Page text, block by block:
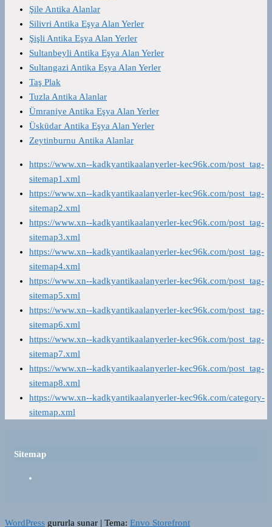
Şile Antika Alanlar
Silivri Antika Eşya Alan Yerler
Şişli Antika Eşya Alan Yerler
Sultanbeyli Antika Eşya Alan Yerler
Sultangazi Antika Eşya Alan Yerler
Taş Plak
Tuzla Antika Alanlar
Ümraniye Antika Eşya Alan Yerler
Üsküdar Antika Eşya Alan Yerler
Zeytinburnu Antika Alanlar
https://www.xn--kadkyantikaalanyerler-kec96k.com/post_tag-
sitemap1.xml
https://www.xn--kadkyantikaalanyerler-kec96k.com/post_tag-
sitemap2.xml
https://www.xn--kadkyantikaalanyerler-kec96k.com/post_tag-
sitemap3.xml
https://www.xn--kadkyantikaalanyerler-kec96k.com/post_tag-
sitemap4.xml
https://www.xn--kadkyantikaalanyerler-kec96k.com/post_tag-
sitemap5.xml
https://www.xn--kadkyantikaalanyerler-kec96k.com/post_tag-
sitemap6.xml
https://www.xn--kadkyantikaalanyerler-kec96k.com/post_tag-
sitemap7.xml
https://www.xn--kadkyantikaalanyerler-kec96k.com/post_tag-
sitemap8.xml
https://www.xn--kadkyantikaalanyerler-kec96k.com/category-
sitemap.xml
Sitemap
WordPress gururla sunar | Tema: Envo Storefront